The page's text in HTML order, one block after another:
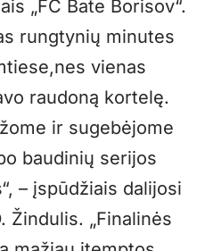
„FC Bate Borisov“.
rungtynių minutes
vienas
raudoną kortelę.
ir sugebėjome
baudinių serijos
– įspūdžiais dalijosi
Žindulis. „Finalinės